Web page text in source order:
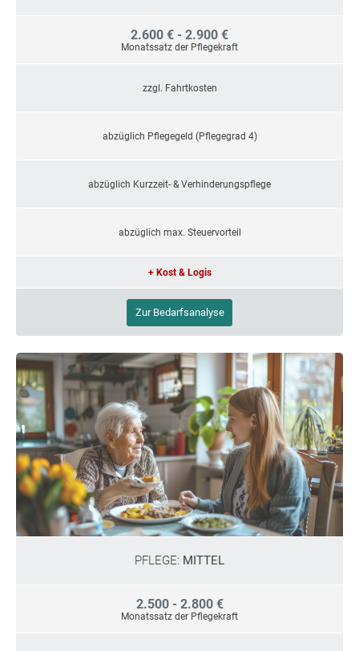
2.600 € - 2.900 €
Monatssatz der Pflegekraft
zzgl. Fahrtkosten
abzüglich Pflegegeld (Pflegegrad 4)
abzüglich Kurzzeit- & Verhinderungspflege
abzüglich max. Steuervorteil
+ Kost & Logis
Zur Bedarfsanalyse
PFLEGE: MITTEL
2.500 - 2.800 €
Monatssatz der Pflegekraft